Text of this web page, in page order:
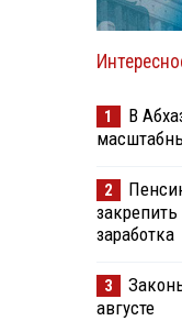
1
В
2
заработка
3
августе